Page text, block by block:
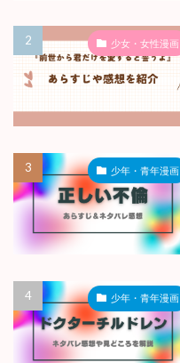
少女・女性漫画
少年・青年漫画
少年・青年漫画